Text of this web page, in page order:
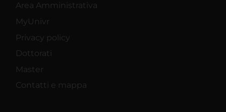
Area Amministrativa
MyUnivr
Privacy policy
Dottorati
Master
Contatti e mappa